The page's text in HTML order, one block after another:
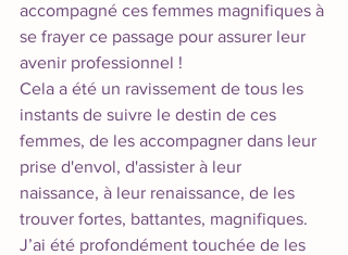
accompagné ces femmes magnifiques à
se frayer ce passage pour assurer leur
avenir professionnel !
Cela a été un ravissement de tous les
instants de suivre le destin de ces
femmes, de les accompagner dans leur
prise d'envol, d'assister à leur
naissance, à leur renaissance, de les
trouver fortes, battantes, magnifiques.
J’ai été profondément touchée de les